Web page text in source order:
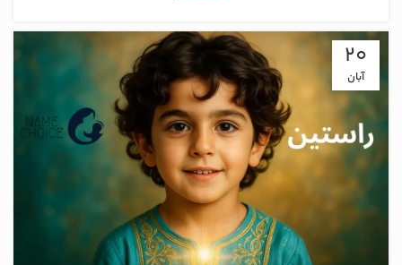
20
آبان